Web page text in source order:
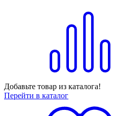
Добавьте товар из каталога!
Перейти в каталог